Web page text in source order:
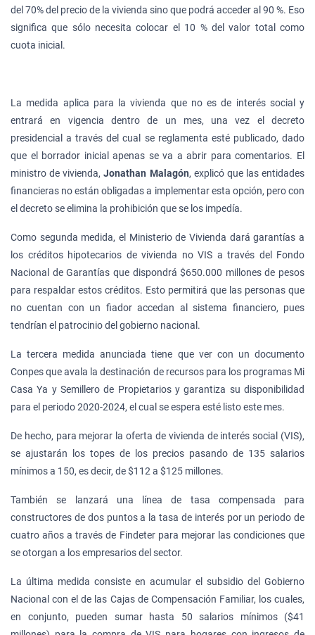
del 70% del precio de la vivienda sino que podrá acceder al 90 %. Eso
significa que sólo necesita colocar el 10 % del valor total como
cuota inicial.
La medida aplica para la vivienda que no es de interés social y
entrará en vigencia dentro de un mes, una vez el decreto
presidencial a través del cual se reglamenta esté publicado, dado
que el borrador inicial apenas se va a abrir para comentarios. El
ministro de vivienda,Jonathan Malagón, explicó que las entidades
financieras no están obligadas a implementar esta opción, pero con
el decreto se elimina la prohibición que se los impedía.
Como segunda medida, el Ministerio de Vivienda dará garantías a
los créditos hipotecarios de vivienda no VIS a través del Fondo
Nacional de Garantías que dispondrá $650.000 millones de pesos
para respaldar estos créditos. Esto permitirá que las personas que
no cuentan con un fiador accedan al sistema financiero, pues
tendrían el patrocinio del gobierno nacional.
La tercera medida anunciada tiene que ver con un documento
Conpes que avala la destinación de recursos para los programas Mi
Casa Ya y Semillero de Propietarios y garantiza su disponibilidad
para el periodo 2020-2024, el cual se espera esté listo este mes.
De hecho, para mejorar la oferta de vivienda de interés social (VIS),
se ajustarán los topes de los precios pasando de 135 salarios
mínimos a 150, es decir, de $112 a $125 millones.
También se lanzará una línea de tasa compensada para
constructores de dos puntos a la tasa de interés por un periodo de
cuatro años a través de Findeter para mejorar las condiciones que
se otorgan a los empresarios del sector.
La última medida consiste en acumular el subsidio del Gobierno
Nacional con el de las Cajas de Compensación Familiar, los cuales,
en conjunto, pueden sumar hasta 50 salarios mínimos ($41